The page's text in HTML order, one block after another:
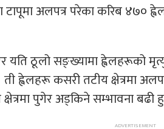
टापूमा अलपत्र परेका करिब
यति ठूलो सङ्ख्यामा ह्वेलहरूको
ह्वेलहरू कसरी तटीय क्षेत्रमा
क्षेत्रमा पुगेर अड्किने सम्भावना बढी